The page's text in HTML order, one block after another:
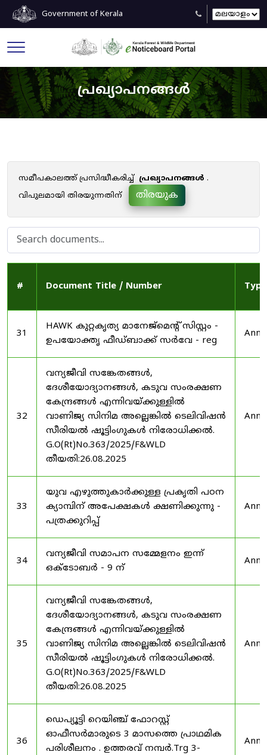
Government of Kerala
പ്രഖ്യാപനങ്ങൾ
സമീപകാലത്ത് പ്രസിദ്ധീകരിച്ച് പ്രഖ്യാപനങ്ങൾ .
വിപുലമായി തിരയുന്നതിന്
തിരയുക
# Document Title / Number Type
31
HAWK കുറ്റകൃത്യ മാനേജ്മെന്റ് സിസ്റ്റം -
ഉപയോക്തൃ ഫീഡ്‌ബാക്ക് സർവേ - reg
32
വന്യജീവി സങ്കേതങ്ങൾ,
ദേശീയോദ്യാനങ്ങൾ, കടുവ സംരക്ഷണ
കേന്ദ്രങ്ങൾ എന്നിവയ്ക്കുള്ളിൽ
വാണിജ്യ സിനിമ അല്ലെങ്കിൽ ടെലിവിഷൻ
സീരിയൽ ഷൂട്ടിംഗുകൾ നിരോധിക്കൽ.
G.O(Rt)No.363/2025/F&WLD
തീയതി:26.08.2025
33
യുവ എഴുത്തുകാർക്കുള്ള പ്രകൃതി പഠന
ക്യാമ്പിന് അപേക്ഷകൾ ക്ഷണിക്കുന്നു -
പത്രക്കുറിപ്പ്
34
വന്യജീവി സമാപന സമ്മേളനം ഇന്ന്
ഒക്ടോബർ - 9 ന്
35
വന്യജീവി സങ്കേതങ്ങൾ,
ദേശീയോദ്യാനങ്ങൾ, കടുവ സംരക്ഷണ
കേന്ദ്രങ്ങൾ എന്നിവയ്ക്കുള്ളിൽ
വാണിജ്യ സിനിമ അല്ലെങ്കിൽ ടെലിവിഷൻ
സീരിയൽ ഷൂട്ടിംഗുകൾ നിരോധിക്കൽ.
G.O(Rt)No.363/2025/F&WLD
തീയതി:26.08.2025
36
ഡെപ്യൂട്ടി റെയിഞ്ച് ഫോറസ്റ്റ്
ഓഫീസർമാരുടെ 3 മാസത്തെ പ്രാഥമിക
പരിശീലനം . ഉത്തരവ് നമ്പർ.Trg 3-